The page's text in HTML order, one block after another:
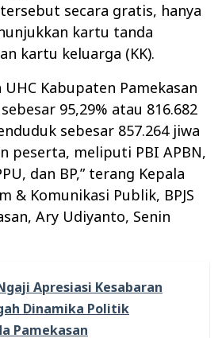
secara gratis, hanya
kartu tanda
kartu keluarga (KK).
Kabupaten Pamekasan
95,29% atau 816.682
sebesar 857.264 jiwa
peserta, meliputi PBI APBN,
dan BP,” terang Kepala
& Komunikasi Publik, BPJS
Ary Udiyanto, Senin
Apresiasi Kesabaran
Dinamika Politik
Pamekasan